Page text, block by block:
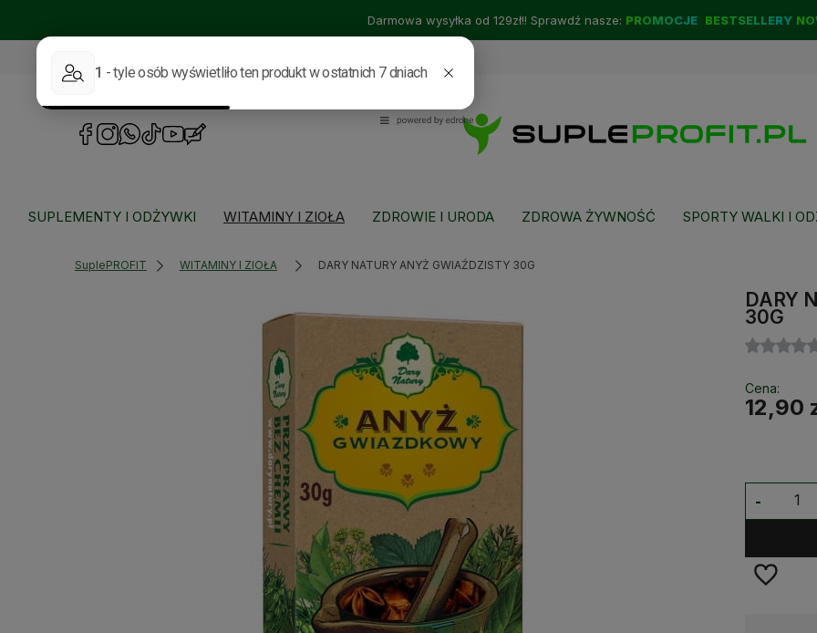
Darmowa wysyłka od 129zł!! Sprawdź nasze: PROMOCJE BESTSELLERY
SUPLEMENTY I ODŻYWKI WITAMINY I ZIOŁA ZDROWIE I URODA ZDROWA ŻYWNOŚĆ SPORTY WALKI I
SuplePROFIT WITAMINY I ZIOŁA DARY NATURY ANYŻ GWIAŹDZISTY 30G
DARY
30G
Cena:
12,90
-